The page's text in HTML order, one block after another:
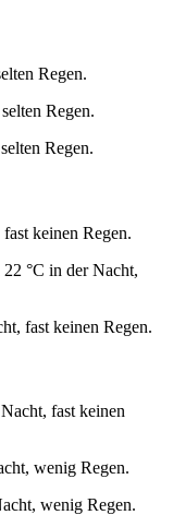
Regen.
Regen.
Regen.
keinen Regen.
°C in der Nacht,
fast keinen Regen.
fast keinen
wenig Regen.
wenig Regen.